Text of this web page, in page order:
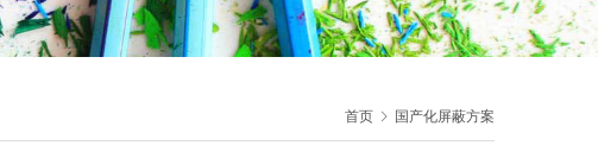
首页 国产化屏蔽方案